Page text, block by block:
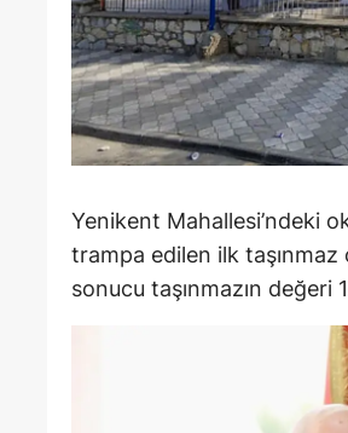
Yenikent Mahallesi’ndeki
trampa edilen ilk taşınmaz
sonucu taşınmazın